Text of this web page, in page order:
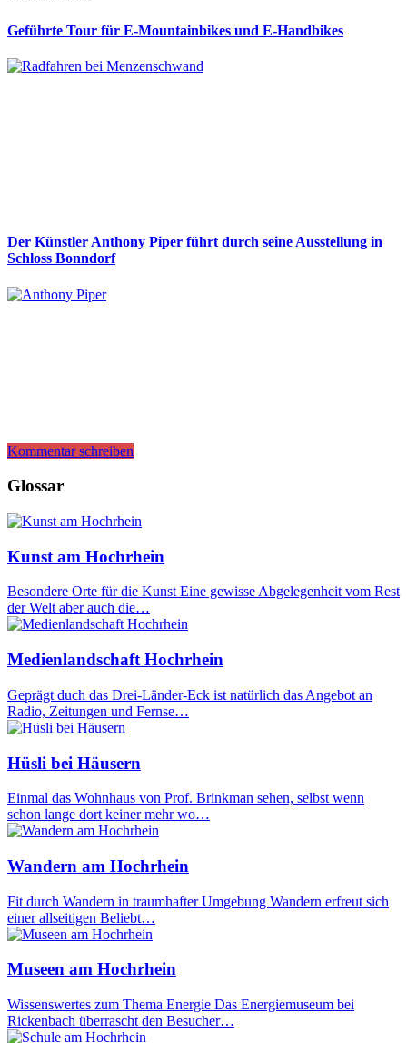
Geführte Tour für E-Mountainbikes und E-Handbikes
Der Künstler Anthony Piper führt durch seine Ausstellung in
Schloss Bonndorf
Kommentar schreiben
Glossar
Kunst am Hochrhein
Besondere Orte für die Kunst Eine gewisse Abgelegenheit vom Rest
der Welt aber auch die…
Medienlandschaft Hochrhein
Geprägt duch das Drei-Länder-Eck ist natürlich das Angebot an
Radio, Zeitungen und Fernse…
Hüsli bei Häusern
Einmal das Wohnhaus von Prof. Brinkman sehen, selbst wenn
schon lange dort keiner mehr wo…
Wandern am Hochrhein
Fit durch Wandern in traumhafter Umgebung Wandern erfreut sich
einer allseitigen Beliebt…
Museen am Hochrhein
Wissenswertes zum Thema Energie Das Energiemuseum bei
Rickenbach überrascht den Besucher…